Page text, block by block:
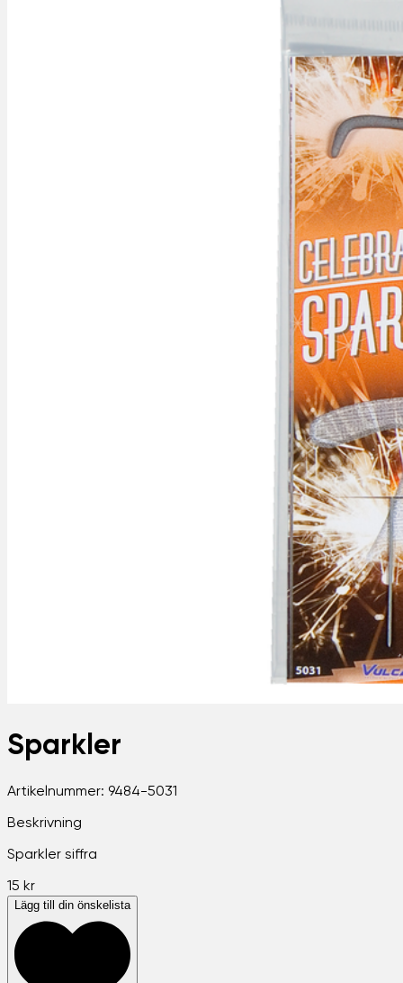
Sparkler
Artikelnummer: 9484-5031
Beskrivning
Sparkler siffra
15 kr
Lägg till din önskelista